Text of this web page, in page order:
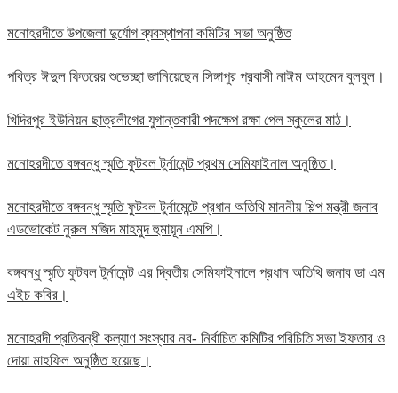
মনোহরদীতে উপজেলা দুর্যোগ ব্যবস্থাপনা কমিটির সভা অনুষ্ঠিত
পবিত্র ঈদুল ফিতরের শুভেচ্ছা জানিয়েছেন সিঙ্গাপুর প্রবাসী নাঈম আহমেদ বুলবুল।
খিদিরপুর ইউনিয়ন ছাত্রলীগের যুগান্তকারী পদক্ষেপ রক্ষা পেল স্কুলের মাঠ।
মনোহরদীতে বঙ্গবন্ধু স্মৃতি ফুটবল টুর্নামেন্ট প্রথম সেমিফাইনাল অনুষ্ঠিত।
মনোহরদীতে বঙ্গবন্ধু স্মৃতি ফুটবল টুর্নামেন্টে প্রধান অতিথি মাননীয় শিল্প মন্ত্রী জনাব
এডভোকেট নুরুল মজিদ মাহমুদ হুমায়ূন এমপি।
বঙ্গবন্ধু স্মৃতি ফুটবল টুর্নামেন্ট এর দ্বিতীয় সেমিফাইনালে প্রধান অতিথি জনাব ডা এম
এইচ কবির।
মনোহরদী প্রতিবন্ধী কল্যাণ সংস্থার নব- নির্বাচিত কমিটির পরিচিতি সভা ইফতার ও
দোয়া মাহফিল অনুষ্ঠিত হয়েছে।